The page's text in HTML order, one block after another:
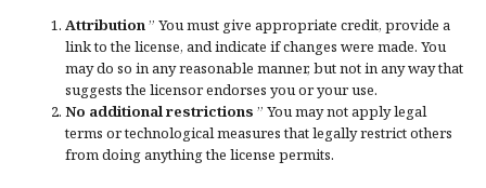
Attribution ” You must give appropriate credit, provide a
link to the license, and indicate if changes were made. You
may do so in any reasonable manner, but not in any way that
suggests the licensor endorses you or your use.
No additional restrictions ” You may not apply legal
terms ortechnological measuresthat legally restrict others
from doing anything the license permits.